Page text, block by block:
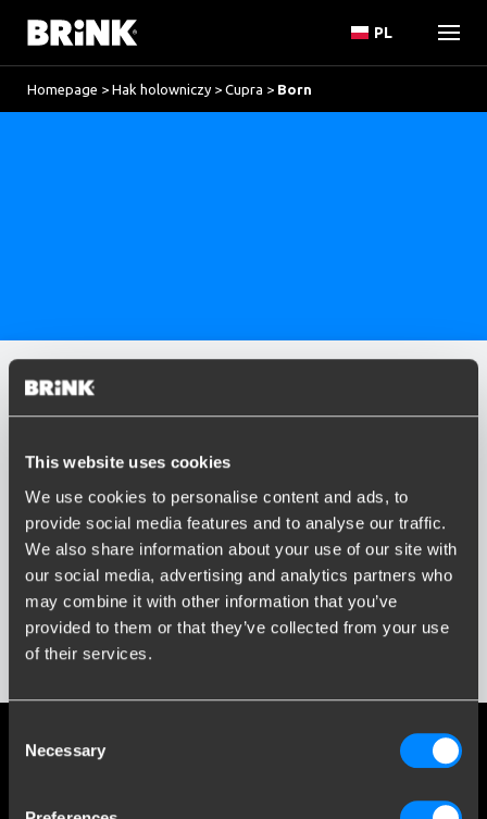
This website uses cookies
We use cookies to personalise content and ads, to
provide social media features and to analyse our traffic.
We also share information about your use of our site with
our social media, advertising and analytics partners who
may combine it with other information that you’ve
provided to them or that they’ve collected from your use
of their services.
Selection
Necessary
PL
Homepage > Hak holowniczy > Cupra > Born
CUPRA
option , selected.Select is focused ,type to refine list, press Down to
Model
Wpisz lub wybierz model...
Rok Produkcji
Wprowadź lub wybierz rok...
Pokaż wyniki
Media społecznościowe
Bądź na bieżąco z naszymi najnowszymi osiągnięciami